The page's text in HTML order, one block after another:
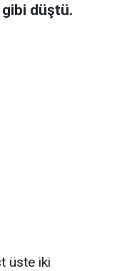
gibi düştü.
üste iki